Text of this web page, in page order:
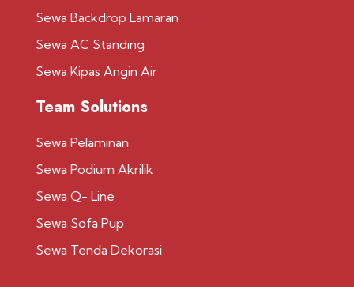
Sewa Backdrop Lamaran
Sewa AC Standing
Sewa Kipas Angin Air
Team Solutions
Sewa Pelaminan
Sewa Podium Akrilik
Sewa Q- Line
Sewa Sofa Pup
Sewa Tenda Dekorasi